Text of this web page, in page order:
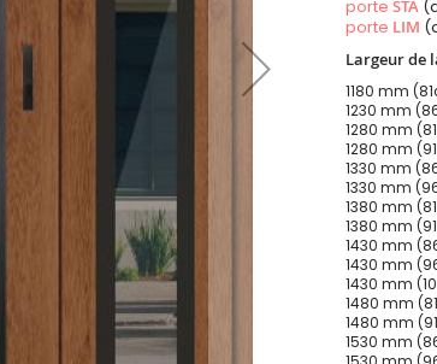
porteSTA
porte LIM
Largeur de
1180 mm
1230 mm
1280 mm
1280 mm
1330 mm
1330 mm
1380 mm
1380 mm
1430 mm
1430 mm
1430 mm
1480 mm
1480 mm
1530 mm